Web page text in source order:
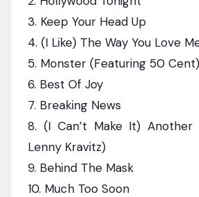
3. Keep Your Head Up
4. (I Like) The Way You Love
5. Monster (Featuring 50 Cent)
6. Best Of Joy
7. Breaking News
8. (I Can’t Make It) Another
Lenny Kravitz)
9. Behind The Mask
10. Much Too Soon